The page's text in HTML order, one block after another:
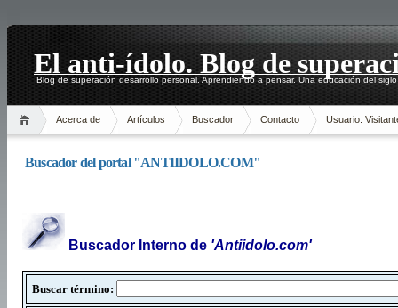
El anti-ídolo. Blog de
Blog de superación desarrollo personal. Aprendiendo a pensar. Una educación del
Acerca de Artículos Buscador Contacto Usuario:
Buscador del portal "ANTIIDOLO.COM"
Buscador Interno de 'Antiidolo.com'
Buscar término: